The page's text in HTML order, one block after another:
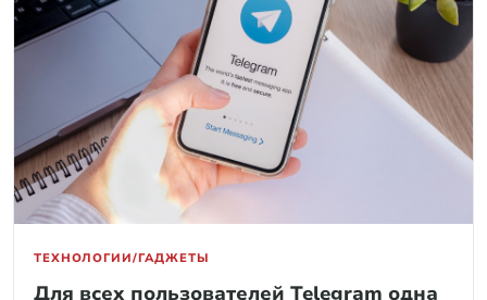
ТЕХНОЛОГИИ/ГАДЖЕТЫ
Для всех пользователей Telegram одна